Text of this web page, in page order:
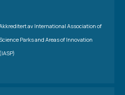
av International Association of
Science Parks and Areas of Innovation
(IASP)